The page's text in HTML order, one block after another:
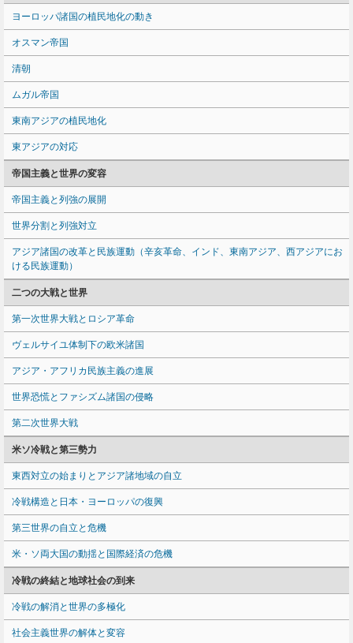
ヨーロッパ諸国の植民地化の動き
オスマン帝国
清朝
ムガル帝国
東南アジアの植民地化
東アジアの対応
帝国主義と世界の変容
帝国主義と列強の展開
世界分割と列強対立
アジア諸国の改革と民族運動（辛亥革命、インド、東南アジア、西アジアにお
ける民族運動）
二つの大戦と世界
第一次世界大戦とロシア革命
ヴェルサイユ体制下の欧米諸国
アジア・アフリカ民族主義の進展
世界恐慌とファシズム諸国の侵略
第二次世界大戦
米ソ冷戦と第三勢力
東西対立の始まりとアジア諸地域の自立
冷戦構造と日本・ヨーロッパの復興
第三世界の自立と危機
米・ソ両大国の動揺と国際経済の危機
冷戦の終結と地球社会の到来
冷戦の解消と世界の多極化
社会主義世界の解体と変容